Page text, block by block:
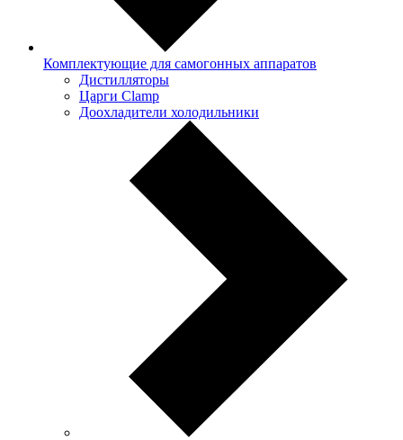
Комплектующие для самогонных аппаратов
Дистилляторы
Царги Clamp
Доохладители холодильники